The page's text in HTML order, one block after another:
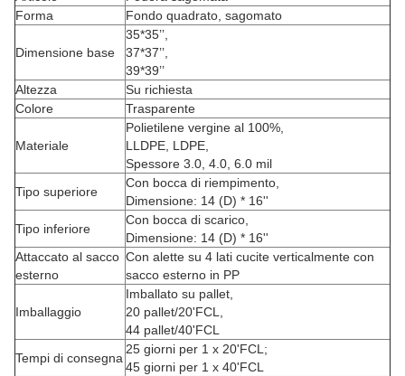
Forma
Fondo quadrato, sagomato
Dimensione base
35*35’’,
37*37’’,
39*39’’
Altezza
Su richiesta
Colore
Trasparente
Materiale
Polietilene vergine al 100%,
LLDPE, LDPE,
Spessore 3.0, 4.0, 6.0 mil
Tipo superiore
Con bocca di riempimento,
Dimensione: 14 (D) * 16''
Tipo inferiore
Con bocca di scarico,
Dimensione: 14 (D) * 16''
Attaccato al sacco
esterno
Con alette su 4 lati cucite verticalmente con
sacco esterno in PP
Imballaggio
Imballato su pallet,
20 pallet/20'FCL,
44 pallet/40'FCL
Tempi di consegna
25 giorni per 1 x 20'FCL;
45 giorni per 1 x 40'FCL